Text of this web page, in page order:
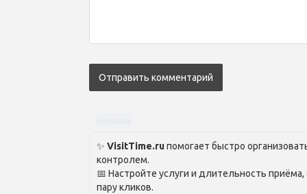
✨ VisitTime.ruпомогает быстро
контролем.
📅 Настройте услуги и длительность
пару кликов.